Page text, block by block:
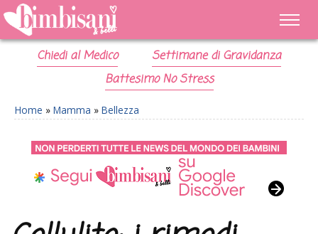
Chiedi al Medico
Settimane di Gravidanza
Battesimo No Stress
Home » Mamma » Bellezza